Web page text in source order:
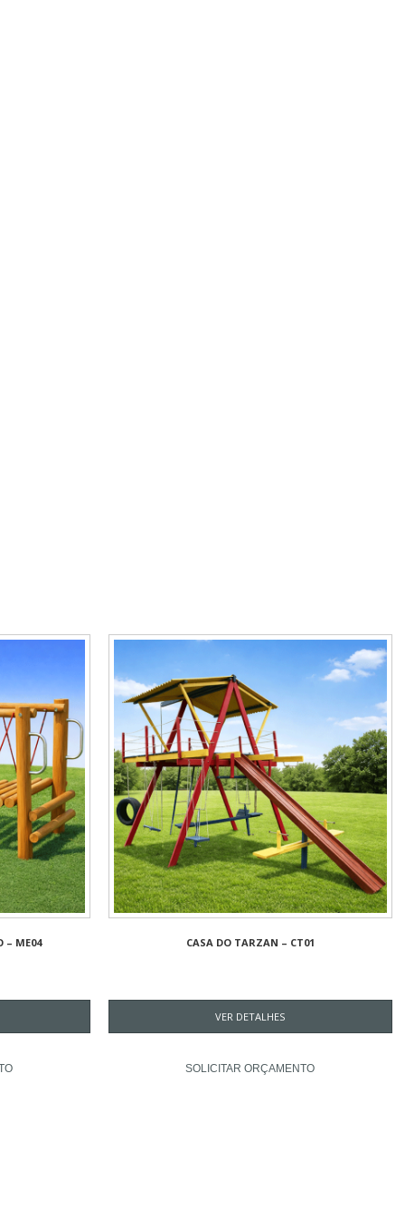
– ME04 CASA DO TARZAN – CT01
VER DETALHES
SOLICITAR ORÇAMENTO